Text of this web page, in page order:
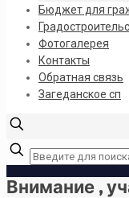
Бюджет для
Фотогалерея
Контакты
Обратная связь
Загеданское сп
Внимание ,